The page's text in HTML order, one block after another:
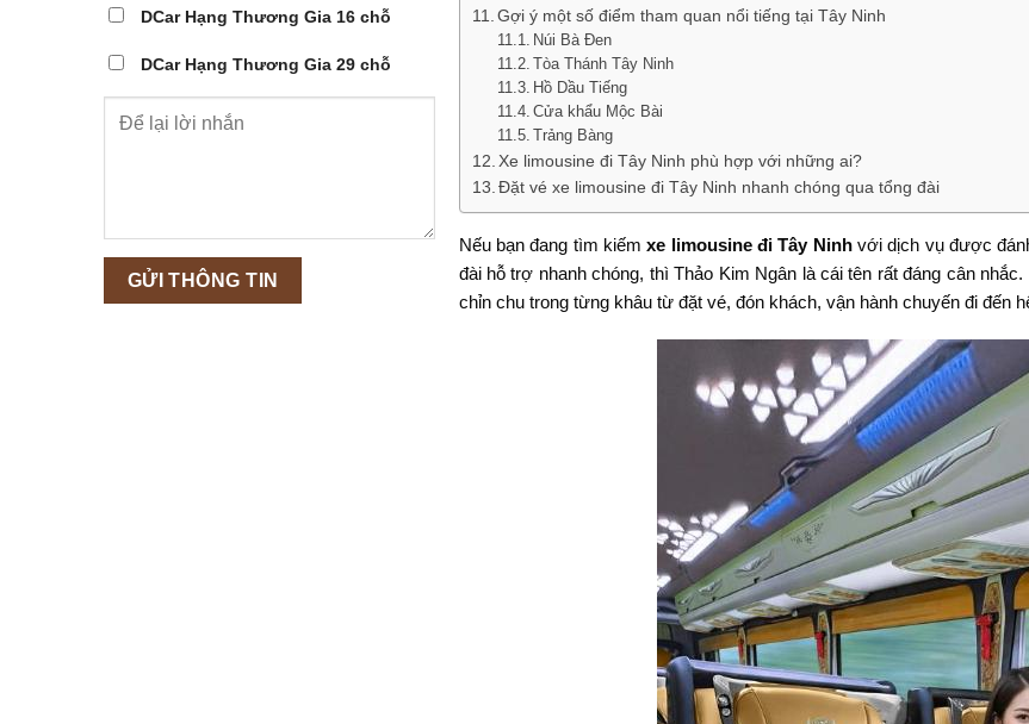
DCar Hạng Thương Gia 16 chỗ
DCar Hạng Thương Gia 29 chỗ
Gợi ý một số điểm tham quan nổi tiếng tại Tây Ninh
Núi Bà Đen
Tòa Thánh Tây Ninh
Hồ Dầu Tiếng
Cửa khẩu Mộc Bài
Trảng Bàng
Xe limousine đi Tây Ninh phù hợp với những ai?
Đặt vé xe limousine đi Tây Ninh nhanh chóng qua tổng đài
Nếu bạn đang tìm kiếmxe limousine đi Tây Ninhvới dịch vụ được
đài hỗ trợ nhanh chóng, thì Thảo Kim Ngân là cái tên rất đáng cân
chỉn chu trong từng khâu từ đặt vé, đón khách, vận hành chuyến đi đến